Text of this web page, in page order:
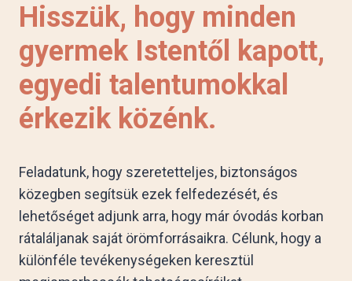
Hisszük, hogy minden
gyermek Istentől kapott,
egyedi talentumokkal
érkezik közénk.
Feladatunk, hogy szeretetteljes, biztonságos
közegben segítsük ezek felfedezését, és
lehetőséget adjunk arra, hogy már óvodás korban
rátaláljanak saját örömforrásaikra. Célunk, hogy a
különféle tevékenységeken keresztül